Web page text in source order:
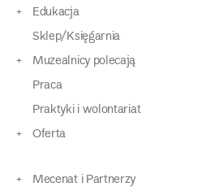
Edukacja
Sklep/Księgarnia
Muzealnicy polecają
Praca
Praktyki i wolontariat
Oferta
Mecenat i Partnerzy